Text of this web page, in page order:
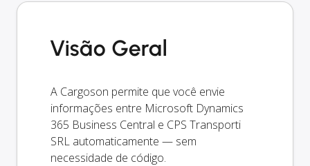
Visão Geral
A Cargoson permite que você envie
informações entre Microsoft Dynamics
365 Business Central e CPS Transporti
SRL automaticamente — sem
necessidade de código.